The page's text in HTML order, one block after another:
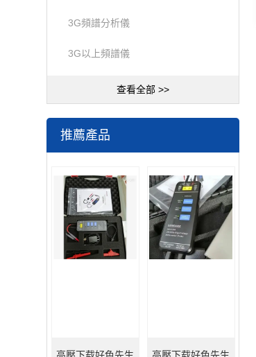
3G頻譜分析儀
3G以上頻譜儀
查看全部 >>
推薦產品